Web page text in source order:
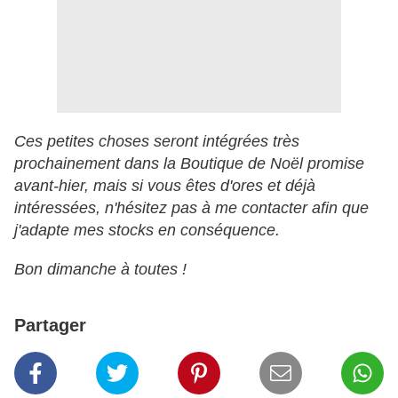
Ces petites choses seront intégrées très
prochainement dans la Boutique de Noël promise
avant-hier, mais si vous êtes d'ores et déjà
intéressées, n'hésitez pas à me contacter afin que
j'adapte mes stocks en conséquence.
Bon dimanche à toutes !
Partager